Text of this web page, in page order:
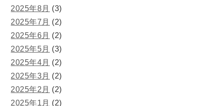
2025年8月 (3)
2025年7月 (2)
2025年6月 (2)
2025年5月 (3)
2025年4月 (2)
2025年3月 (2)
2025年2月 (2)
2025年1月 (2)